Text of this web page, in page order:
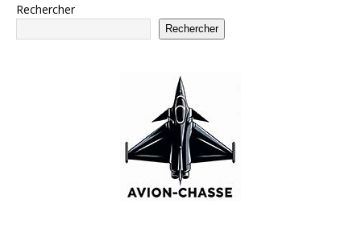
Rechercher
Rechercher